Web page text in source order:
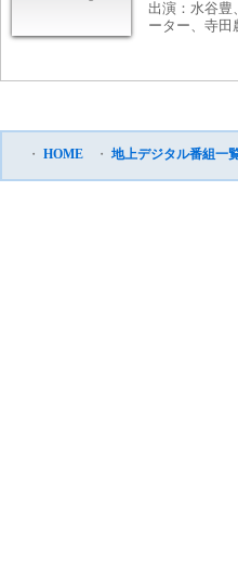
出演：水谷豊
ーター、寺
・ HOME ・ 地上デジタル番組一